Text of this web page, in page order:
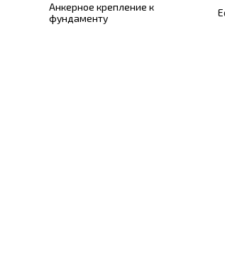
Анкерное крепление к
фундаменту